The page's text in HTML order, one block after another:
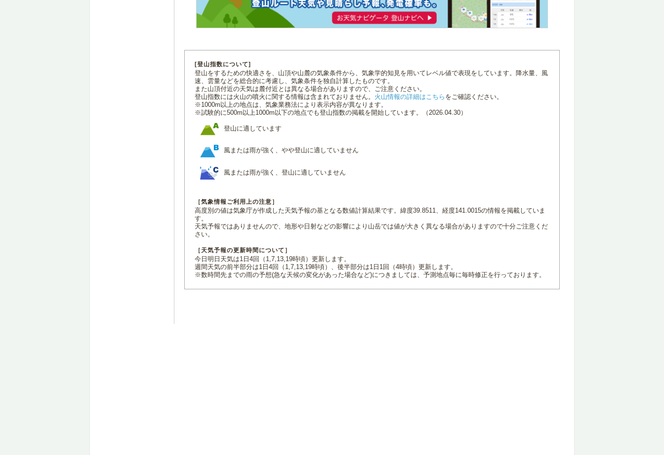
[登山指数について]
登山をするための快適さを、山頂や山麓の気象条件から、気象学的知見を用いてレベル値で表現をしています。降水量、風
速、雲量などを総合的に考慮し、気象条件を独自計算したものです。
また山頂付近の天気は麓付近とは異なる場合がありますので、ご注意ください。
登山指数には火山の噴火に関する情報は含まれておりません。 火山情報の詳細はこちら をご確認ください。
※1000m以上の地点は、気象業務法により表示内容が異なります。
※試験的に500m以上1000m以下の地点でも登山指数の掲載を開始しています。（2026.04.30）
登山に適しています
風または雨が強く、やや登山に適していません
風または雨が強く、登山に適していません
［気象情報ご利用上の注意］
高度別の値は気象庁が作成した天気予報の基となる数値計算結果です。緯度39.8511、経度141.0015の情報を掲載していま
す。
天気予報ではありませんので、地形や日射などの影響により山岳では値が大きく異なる場合がありますので十分ご注意くだ
さい。
［天気予報の更新時間について］
今日明日天気は1日4回（1,7,13,19時頃）更新します。
週間天気の前半部分は1日4回（1,7,13,19時頃）、後半部分は1日1回（4時頃）更新します。
※数時間先までの雨の予想(急な天候の変化があった場合など)につきましては、予測地点毎に毎時修正を行っております。